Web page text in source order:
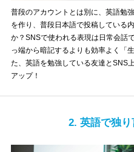
普段のアカウントとは別に、英語勉
を作り、普段日本語で投稿している
か？SNSで使われる表現は日常会話
っ端から暗記するよりも効率よく「
た、英語を勉強している友達とSNS
アップ！
2. 英語で独